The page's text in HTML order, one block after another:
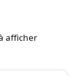
afficher